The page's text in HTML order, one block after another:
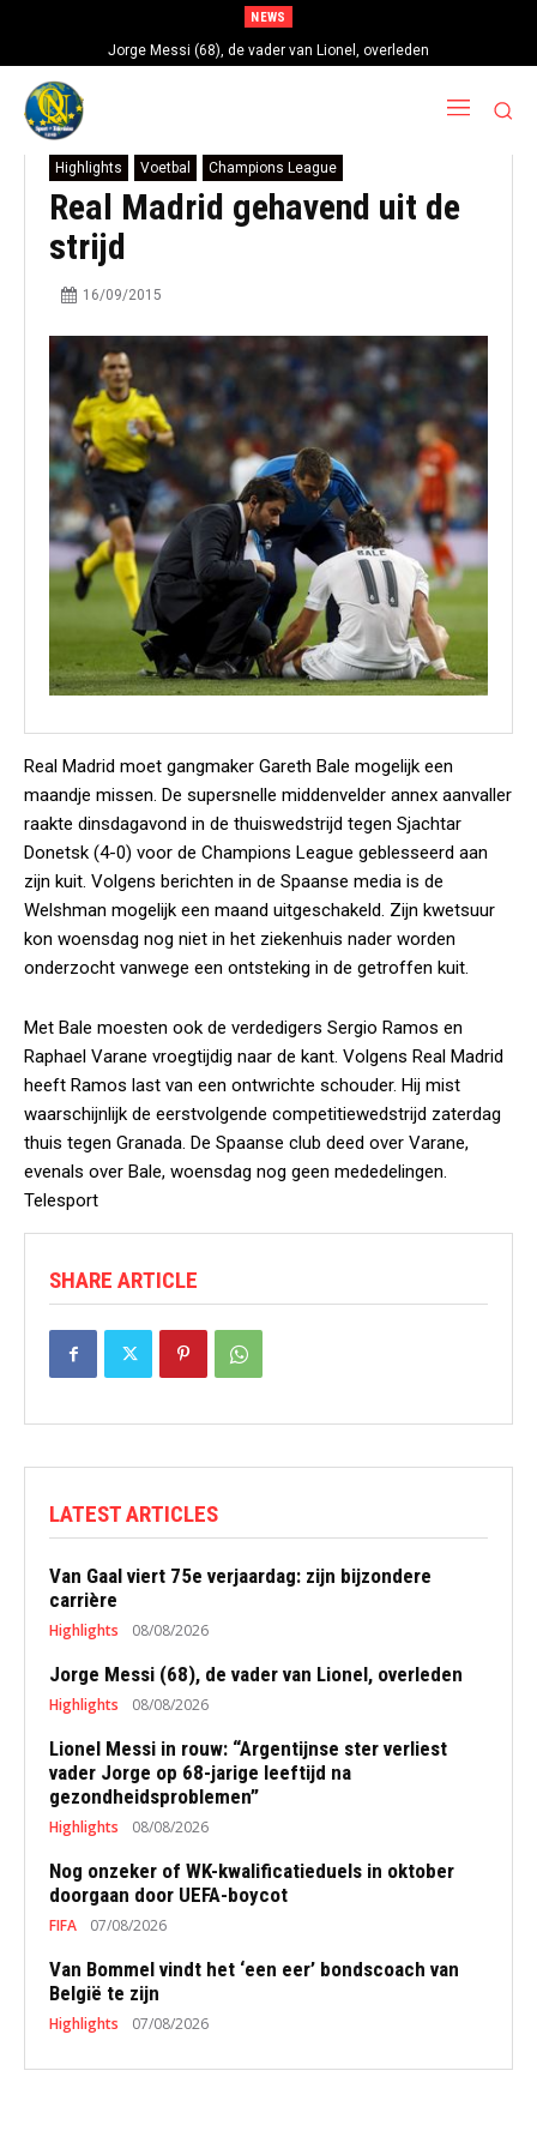
NEWS
Jorge Messi (68), de vader van Lionel, overleden
Highlights Voetbal Champions League
Real Madrid gehavend uit de
strijd
16/09/2015
Real Madrid moet gangmaker Gareth Bale mogelijk een
maandje missen. De supersnelle middenvelder annex aanvaller
raakte dinsdagavond in de thuiswedstrijd tegen Sjachtar
Donetsk (4-0) voor de Champions League geblesseerd aan
zijn kuit. Volgens berichten in de Spaanse media is de
Welshman mogelijk een maand uitgeschakeld. Zijn kwetsuur
kon woensdag nog niet in het ziekenhuis nader worden
onderzocht vanwege een ontsteking in de getroffen kuit.
Met Bale moesten ook de verdedigers Sergio Ramos en
Raphael Varane vroegtijdig naar de kant. Volgens Real Madrid
heeft Ramos last van een ontwrichte schouder. Hij mist
waarschijnlijk de eerstvolgende competitiewedstrijd zaterdag
thuis tegen Granada. De Spaanse club deed over Varane,
evenals over Bale, woensdag nog geen mededelingen.
Telesport
SHARE ARTICLE
LATEST ARTICLES
Van Gaal viert 75e verjaardag: zijn bijzondere
carrière
Highlights 08/08/2026
Jorge Messi (68), de vader van Lionel, overleden
Highlights 08/08/2026
Lionel Messi in rouw: “Argentijnse ster verliest
vader Jorge op 68-jarige leeftijd na
gezondheidsproblemen”
Highlights 08/08/2026
Nog onzeker of WK-kwalificatieduels in oktober
doorgaan door UEFA-boycot
FIFA 07/08/2026
Van Bommel vindt het ‘een eer’ bondscoach van
België te zijn
Highlights 07/08/2026